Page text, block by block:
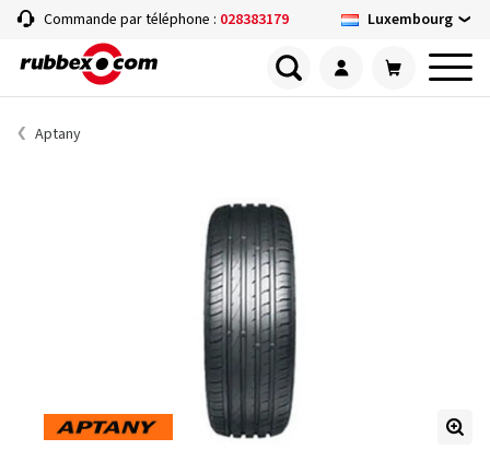
Commande par téléphone : 028383179 Luxembourg
Aptany